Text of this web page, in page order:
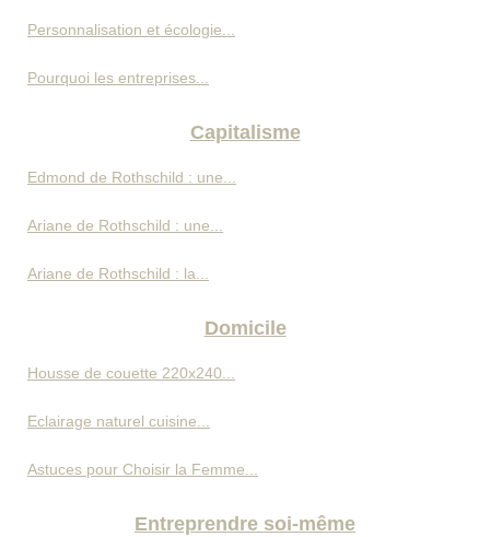
Personnalisation et écologie...
Pourquoi les entreprises...
Capitalisme
Edmond de Rothschild : une...
Ariane de Rothschild : une...
Ariane de Rothschild : la...
Domicile
Housse de couette 220x240...
Eclairage naturel cuisine...
Astuces pour Choisir la Femme...
Entreprendre soi-même